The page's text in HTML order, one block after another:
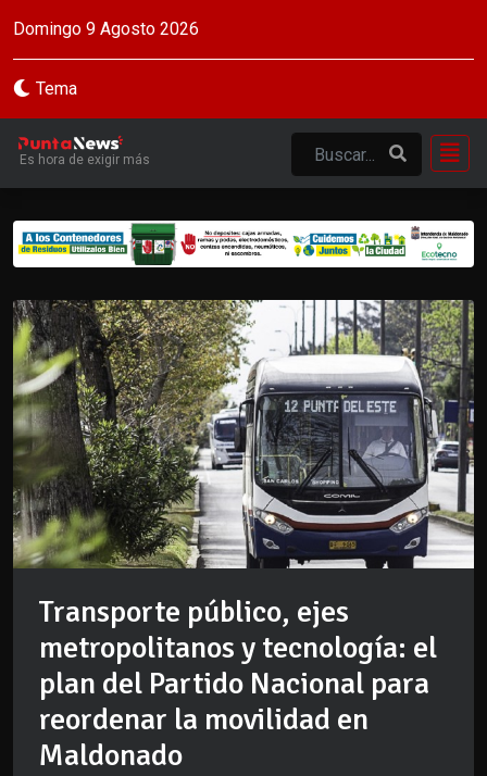
Domingo 9 Agosto 2026
Tema
Es hora de exigir más
Transporte público, ejes
metropolitanos y tecnología: el
plan del Partido Nacional para
reordenar la movilidad en
Maldonado